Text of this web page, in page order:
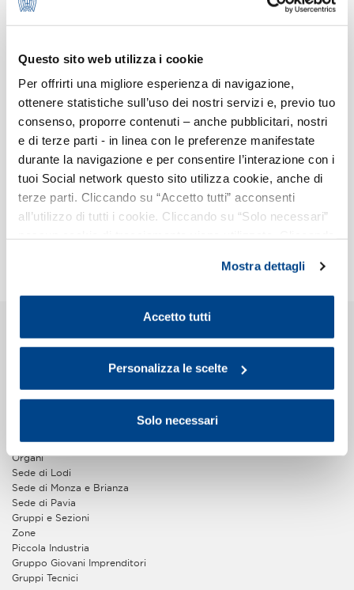
Questo sito web utilizza i cookie
Per offrirti una migliore esperienza di navigazione,
ottenere statistiche sull’uso dei nostri servizi e, previo tuo
consenso, proporre contenuti – anche pubblicitari, nostri
e di terze parti - in linea con le preferenze manifestate
durante la navigazione e per consentire l’interazione con i
tuoi Social network questo sito utilizza cookie, anche di
terze parti. Cliccando su “Accetto tutti” acconsenti
all’utilizzo di tutti i cookie. Cliccando su “Solo necessari”
propria volontà in relazione a ciascuna categoria di
cookie del sito. Per ulteriori informazioni consulta la
Mostra dettagli
Accetto tutti
Personalizza le scelte
Solo necessari
con la realizzazione di un calendario di visite
da favorire il networking tra aziende.
La Filiera infine si propone di ideare progetti
intersettoriali promossi dalle aziende
partecipanti e di dare loro ulteriore spazio, in
modo da identificare Assolombarda non solo
come il luogo dell’industria in senso
tradizionale, ma anche come il riferimento del
Made in Italy, dei servizi, del bello e ben fatto.
Bilancio
Il palazzo Assolombarda
Organi
Sede di Lodi
Sede di Monza e Brianza
Sede di Pavia
Gruppi e Sezioni
Zone
Piccola Industria
Gruppo Giovani Imprenditori
Gruppi Tecnici